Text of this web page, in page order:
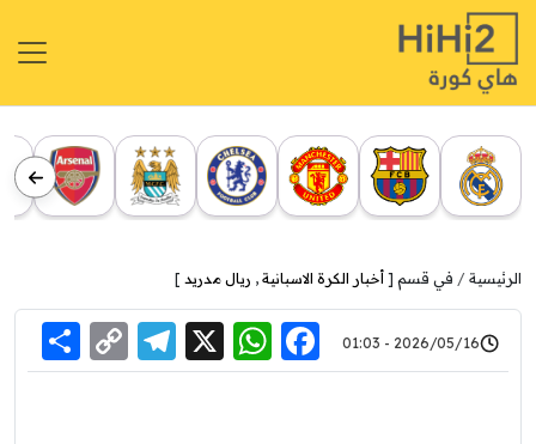
الرئيسية في قسم [ أخبار الكرة الاسبانية , ريال مدريد ]
2026/05/16 - 01:03
Facebook
WhatsApp
X
Link